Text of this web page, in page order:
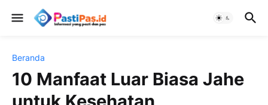
Beranda
10 Manfaat Luar Biasa Jahe